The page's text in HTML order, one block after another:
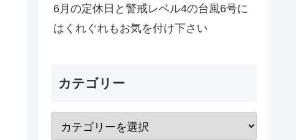
6月の定休日と警戒レベル4の台風6号に
はくれぐれもお気を付け下さい
カテゴリー